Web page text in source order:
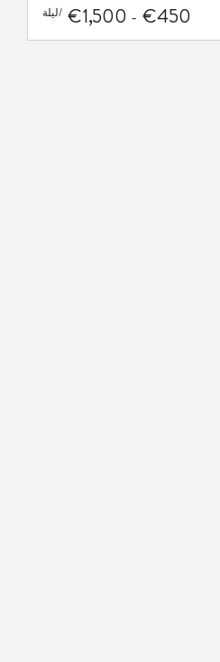
€450
-
€1,500 /ليلة